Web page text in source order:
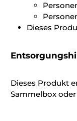
Dieses
Dieses Produkt
Sammelbox